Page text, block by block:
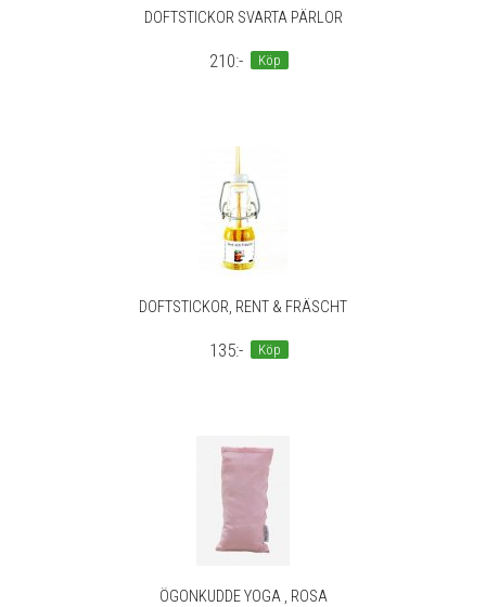
DOFTSTICKOR SVARTA PÄRLOR
210:- Köp
DOFTSTICKOR, RENT & FRÄSCHT
135:- Köp
ÖGONKUDDE YOGA , ROSA